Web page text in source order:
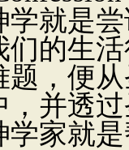
学就是
们的生
题，便
，并透
学家就